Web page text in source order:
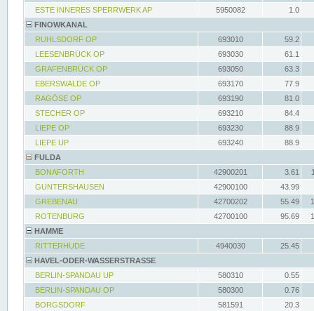
ESTE INNERES SPERRWERK AP
5950082
1.0
FINOWKANAL
RUHLSDORF OP
693010
59.2
LEESENBRÜCK OP
693030
61.1
GRAFENBRÜCK OP
693050
63.3
EBERSWALDE OP
693170
77.9
RAGÖSE OP
693190
81.0
STECHER OP
693210
84.4
LIEPE OP
693230
88.9
LIEPE UP
693240
88.9
FULDA
BONAFORTH
42900201 3.61
GUNTERSHAUSEN
42900100
43.99
GREBENAU
42700202 55.49
ROTENBURG
42700100 95.69
HAMME
RITTERHUDE
4940030
25.45
HAVEL-ODER-WASSERSTRASSE
BERLIN-SPANDAU UP
580310
0.55
BERLIN-SPANDAU OP
580300
0.76
BORGSDORF
581591
20.3